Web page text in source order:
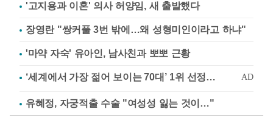
'고지용과 이혼' 의사 허양임, 새 출발했다
장영란 "쌍커풀 3번 밖에…왜 성형미인이라고 하냐"
'마약 자숙' 유아인, 남사친과 뽀뽀 근황
유혜정, 자궁적출 수술 "여성성 잃는 것이…"